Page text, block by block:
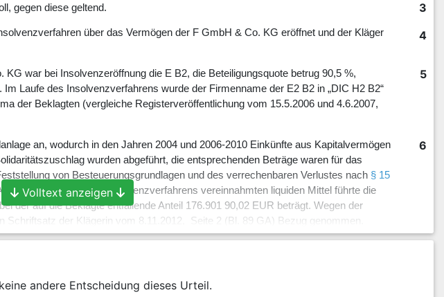
3
gegen diese geltend.
4
über das Vermögen der F GmbH & Co. KG eröffnet und der Kläger
5
war bei Insolvenzeröffnung die E B2, die Beteiligungsquote betrug 90,5 %,
Laufe des Insolvenzverfahrens wurde der Firmenname der E2 B2 in „DIC H2 B2“
der Beklagten (vergleiche Registerveröffentlichung vom 15.5.2006 und 4.6.2007,
6
an, wodurch in den Jahren 2004 und 2006-2010 Einkünfte aus Kapitalvermögen
wurden abgeführt, die entsprechenden Beträge waren für das
von Besteuerungsgrundlagen und des verrechenbaren Verlustes nach § 15
Auf die im Laufe des Insolvenzverfahrens vereinnahmten liquiden Mittel führte die
der auf die Beklagte entfallende Anteil 176.901 90,02 EUR beträgt. Wegen der
der Klägerin vom 8.11.2012, Seite 2 (Bl. 89 GA) Bezug genommen.
Der Kläger begründete dies damit, dass die E3 verpflichtet sei, die jeweiligen
Anrechnungsbeträge für die Jahre 2004 und 2006 - 2008 erhoben.
Volltext anzeigen
andere Entscheidung dieses Urteil.